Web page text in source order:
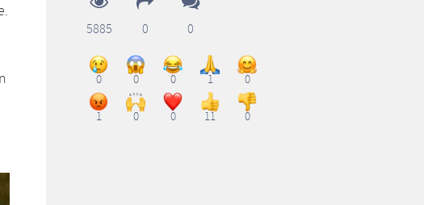
5885 0 0
0 0 0 1 0
1 0 0 11 0